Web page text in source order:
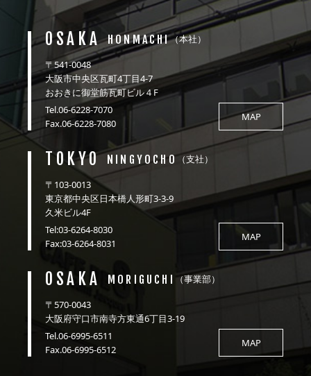
OSAKA HONMACHI（本社）
〒541-0048
大阪市中央区瓦町4丁目4-7
おおきに御堂筋瓦町ビル４F
Tel.06-6228-7070
Fax.06-6228-7080
MAP
TOKYO NINGYOCHO（支社）
〒103-0013
東京都中央区日本橋人形町3-3-9
久米ビル4F
Tel:03-6264-8030
Fax:03-6264-8031
MAP
OSAKA MORIGUCHI （事業部）
〒570-0043
大阪府守口市南寺方東通6丁目3-19
Tel.06-6995-6511
Fax.06-6995-6512
MAP